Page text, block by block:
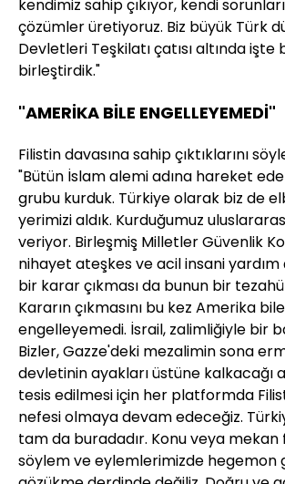
kendimiz sahip çıkıyor, kendi
çözümler üretiyoruz. Biz büyük Türk
Devletleri Teşkilatı çatısı altında işte
birleştirdik."
"AMERİKA BİLE ENGELLEYEMEDİ"
Filistin davasına sahip çıktıklarını
"Bütün İslam alemi adına hareket
grubu kurduk. Türkiye olarak biz de
yerimizi aldık. Kurduğumuz
veriyor. Birleşmiş Milletler Güvenlik
nihayet ateşkes ve acil insani yardım
bir karar çıkması da bunun bir
Kararın çıkmasını bu kez Amerika bile
engelleyemedi. İsrail, zalimliğiyle bir
Bizler, Gazze'deki mezalimin sona
devletinin ayakları üstüne kalkacağı
tesis edilmesi için her platformda
nefesi olmaya devam edeceğiz.
tam da buradadır. Konu veya
söylem ve eylemlerimizde hegemon